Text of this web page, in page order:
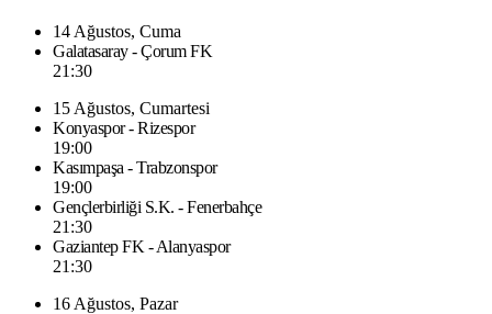
14 Ağustos, Cuma
Galatasaray - Çorum FK
21:30
15 Ağustos, Cumartesi
Konyaspor - Rizespor
19:00
Kasımpaşa - Trabzonspor
19:00
Gençlerbirliği S.K. - Fenerbahçe
21:30
Gaziantep FK - Alanyaspor
21:30
16 Ağustos, Pazar